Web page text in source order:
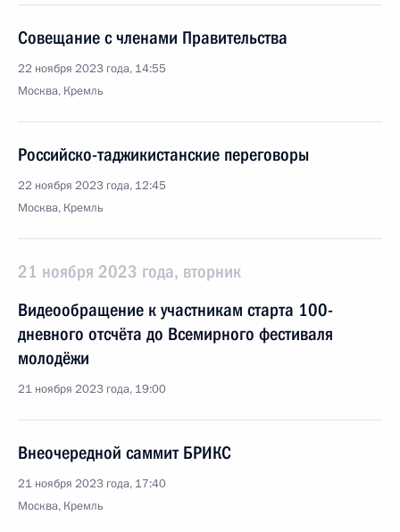
Совещание с членами Правительства
22 ноября 2023 года, 14:55
Москва, Кремль
Российско-таджикистанские переговоры
22 ноября 2023 года, 12:45
Москва, Кремль
21 ноября 2023 года, вторник
Видеообращение к участникам старта 100-
дневного отсчёта до Всемирного фестиваля
молодёжи
21 ноября 2023 года, 19:00
Внеочередной саммит БРИКС
21 ноября 2023 года, 17:40
Москва, Кремль